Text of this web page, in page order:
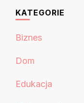
KATEGORIE
Biznes
Dom
Edukacja